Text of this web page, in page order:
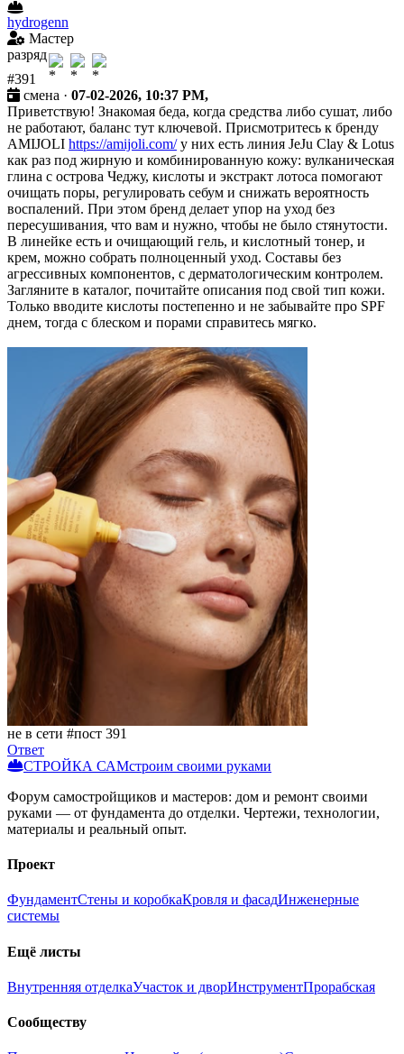
hydrogenn
Мастер
разряд
#391
смена · 07-02-2026, 10:37 PM,
Приветствую! Знакомая беда, когда средства либо сушат, либо
не работают, баланс тут ключевой. Присмотритесь к бренду
AMIJOLI https://amijoli.com/у них есть линия JeJu Clay & Lotus
как раз под жирную и комбинированную кожу: вулканическая
глина с острова Чеджу, кислоты и экстракт лотоса помогают
очищать поры, регулировать себум и снижать вероятность
воспалений. При этом бренд делает упор на уход без
пересушивания, что вам и нужно, чтобы не было стянутости.
В линейке есть и очищающий гель, и кислотный тонер, и
крем, можно собрать полноценный уход. Составы без
агрессивных компонентов, с дерматологическим контролем.
Загляните в каталог, почитайте описания под свой тип кожи.
Только вводите кислоты постепенно и не забывайте про SPF
днем, тогда с блеском и порами справитесь мягко.
не в сети #пост 391
Ответ
СТРОЙКА САМстроим своими руками
Форум самостройщиков и мастеров: дом и ремонт своими
руками — от фундамента до отделки. Чертежи, технологии,
материалы и реальный опыт.
Проект
ФундаментСтены и коробкаКровля и фасадИнженерные
системы
Ещё листы
Внутренняя отделкаУчасток и дворИнструментПрорабская
Сообществу